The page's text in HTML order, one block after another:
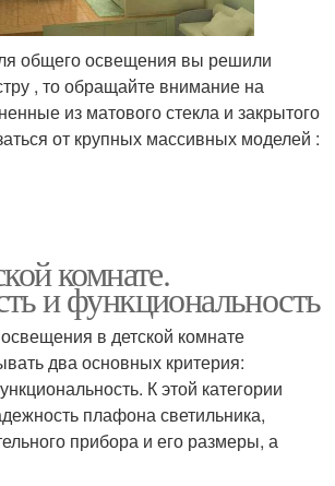
общего освещения вы решили
, то обращайте внимание на
из матового стекла и закрытого
от крупных массивных моделей :
комнате.
и функциональность
в детской комнате
два основных критерия:
К этой категории
плафона светильника,
прибора и его размеры, а